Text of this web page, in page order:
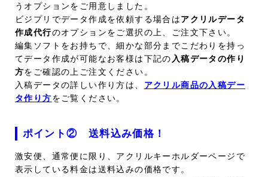
うオプションをご用意しました。
ビジプリでデータ作成を依頼する場合はアクリルデータ
作成代行のオプションをご選択の上、ご注文下さい。
編集ソフトをお持ちで、細かな部分までこだわりを持っ
てデータ作成が可能なお客様は下記の 入稿データの作り
方をご確認の上ご注文ください。
入稿データの詳しい作り方は、 アクリル商品の入稿デー
タ作り方をご覧ください。
ポイント② 送料込み価格！
激安便、通常便に限り、アクリルキーホルダーページで
表示している料金は送料込みの価格です。